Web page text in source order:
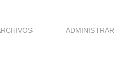
ADMINISTRAR